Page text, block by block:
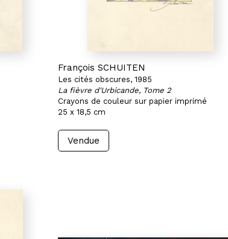
François SCHUITEN
Les cités obscures, 1985
La fièvre d'Urbicande, Tome 2
Crayons de couleur sur papier imprimé
25 x 18,5 cm
Vendue